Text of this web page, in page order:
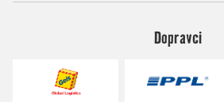
Dopravci